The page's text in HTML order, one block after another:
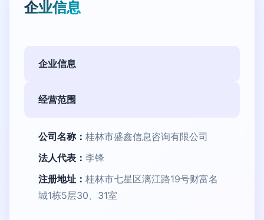
企业信息
企业信息
经营范围
公司名称： 桂林市盛鑫信息咨询有限公司
法人代表： 李锋
注册地址： 桂林市七星区漓江路19号财富名
城1栋5层30、31室